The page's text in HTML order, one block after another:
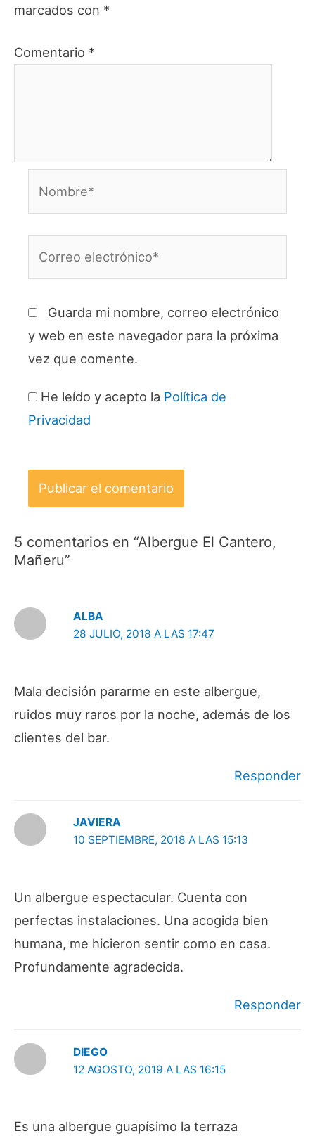
marcados con *
Comentario *
Guarda mi nombre, correo electrónico
y web en este navegador para la próxima
vez que comente.
He leído y acepto la Política de
Privacidad
5 comentarios en “Albergue El Cantero,
Mañeru”
ALBA
28 JULIO, 2018 A LAS 17:47
Mala decisión pararme en este albergue,
ruidos muy raros por la noche, además de los
clientes del bar.
Responder
JAVIERA
10 SEPTIEMBRE, 2018 A LAS 15:13
Un albergue espectacular. Cuenta con
perfectas instalaciones. Una acogida bien
humana, me hicieron sentir como en casa.
Profundamente agradecida.
Responder
DIEGO
12 AGOSTO, 2019 A LAS 16:15
Es una albergue guapísimo la terraza